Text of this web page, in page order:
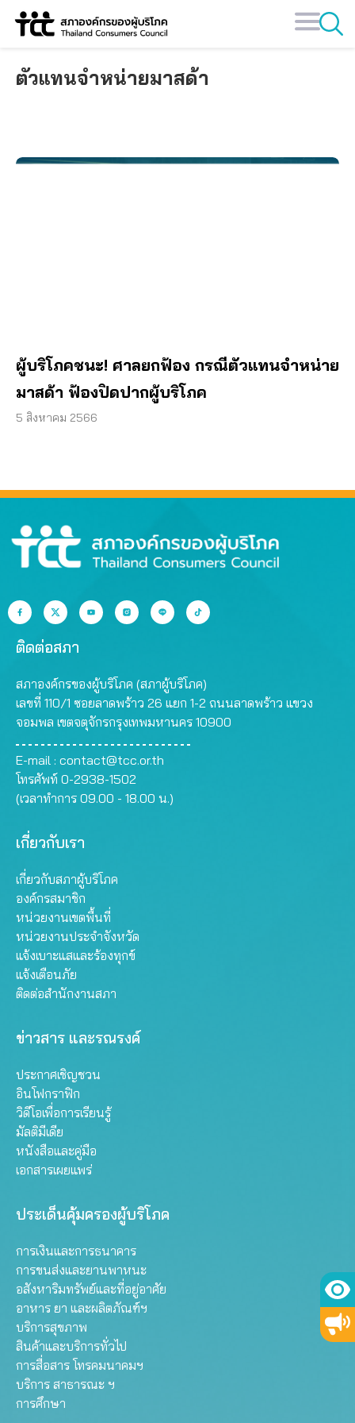
Skip
ตัวแทนจำหน่ายมาสด้า
ผู้บริโภคชนะ! ศาลยกฟ้อง กรณีตัวแทนจำหน่าย
มาสด้า ฟ้องปิดปากผู้บริโภค
5 สิงหาคม 2566
ติดต่อสภา
สภาองค์กรของผู้บริโภค (สภาผู้บริโภค)
เลขที่ 110/1 ซอยลาดพร้าว 26 แยก 1-2 ถนนลาดพร้าว แขวง
จอมพล เขตจตุจักรกรุงเทพมหานคร 10900
E-mail : contact@tcc.or.th
โทรศัพท์ 0-2938-1502
(เวลาทำการ 09.00 - 18.00 น.)
เกี่ยวกับเรา
เกี่ยวกับสภาผู้บริโภค
องค์กรสมาชิก
หน่วยงานเขตพื้นที่
หน่วยงานประจำจังหวัด
แจ้งเบาะแสและร้องทุกข์
แจ้งเตือนภัย
ติดต่อสำนักงานสภา
ข่าวสาร และรณรงค์
ประกาศเชิญชวน
อินโฟกราฟิก
วิดีโอเพื่อการเรียนรู้
มัลติมีเดีย
หนังสือและคู่มือ
เอกสารเผยแพร่
ประเด็นคุ้มครองผู้บริโภค
การเงินและการธนาคาร
การขนส่งและยานพาหนะ
อสังหาริมทรัพย์และที่อยู่อาศัย
อาหาร ยา และผลิตภัณฑ์ฯ
บริการสุขภาพ
สินค้าและบริการทั่วไป
การสื่อสาร โทรคมนาคมฯ
บริการ สาธารณะ ฯ
การศึกษา